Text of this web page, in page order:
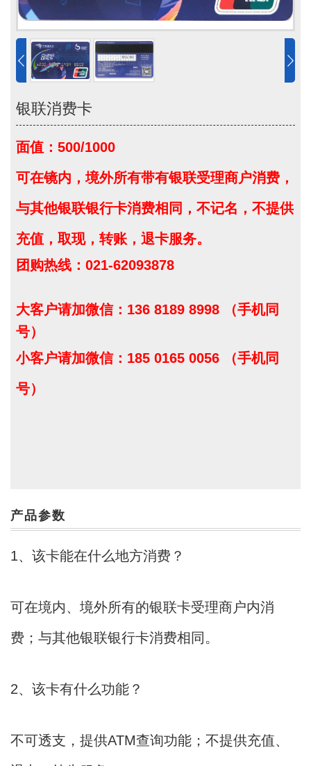
银联消费卡
面值：500/1000
可在镜内，境外所有带有银联受理商户消费，
与其他银联银行卡消费相同，不记名，不提供
充值，取现，转账，退卡服务。
团购热线：021-62093878
大客户请加微信：136 8189 8998 （手机同
号）
小客户请加微信：185 0165 0056 （手机同
号）
产品参数
1、该卡能在什么地方消费？
可在境内、境外所有的银联卡受理商户内消
费；与其他银联银行卡消费相同。
2、该卡有什么功能？
不可透支，提供ATM查询功能；不提供充值、